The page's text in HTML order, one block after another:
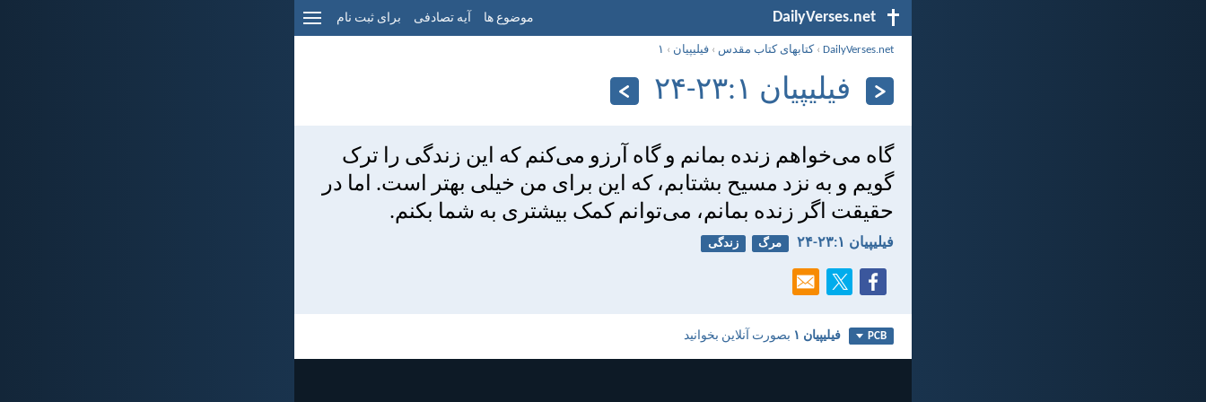
DailyVerses.net موضوع ها آیه تصادفی برای ثبت نام
DailyVerses.net
›کتابهای کتاب مقدس ›فيليپیان › ۱
فيليپیان ۱:‏۲۳-‏۲۴
گاه می‌خواهم زنده بمانم و گاه آرزو می‌كنم كه اين زندگی را ترک
گويم و به نزد مسيح بشتابم، كه اين برای من خيلی بهتر است. اما در
حقيقت اگر زنده بمانم، می‌توانم كمک بيشتری به شما بكنم.
فيليپیان ۱:‏۲۳-‏۲۴ مرگ زندگی
PCB فيليپیان ۱ بصورت آنلاین بخوانید